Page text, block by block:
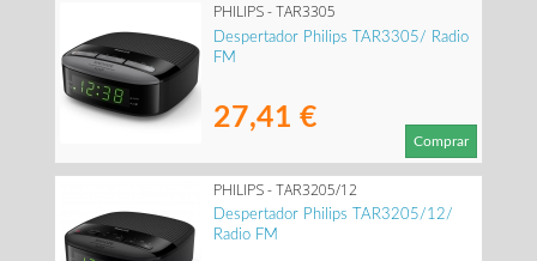
PHILIPS - TAR3305
Despertador Philips TAR3305/ Radio
FM
27,41 €
Comprar
PHILIPS - TAR3205/12
Despertador Philips TAR3205/12/
Radio FM